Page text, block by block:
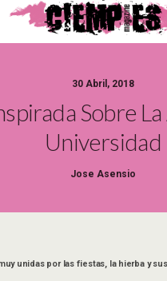
30 Abril, 2018
Sobre
Universidad
Jose Asensio
unidas por las fiestas, la hierba y